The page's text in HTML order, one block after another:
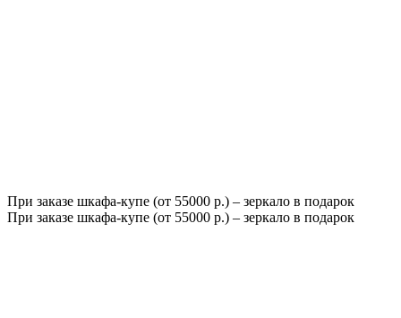
При заказе шкафа-купе (от 55000 р.) – зеркало в подарок
При заказе шкафа-купе (от 55000 р.) – зеркало в подарок